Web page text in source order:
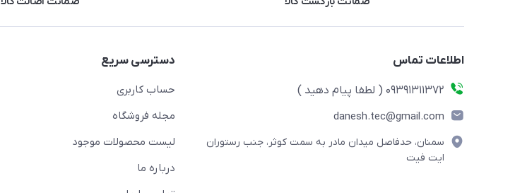
اطلاعات تماس
09391311372 ( لطفا پیام دهید )
danesh.tec@gmail.com
سمنان، حدفاصل میدان مادر به سمت کوثر، جنب رستوران
ایت فیت
دسترسی سریع
حساب کاربری
مجله فروشگاه
لیست محصولات موجود
درباره ما